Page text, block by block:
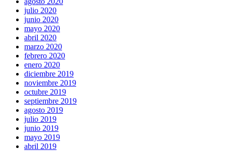
julio 2020
junio 2020
mayo 2020
abril 2020
marzo 2020
febrero 2020
enero 2020
diciembre 2019
noviembre 2019
octubre 2019
septiembre 2019
agosto 2019
julio 2019
junio 2019
mayo 2019
abril 2019